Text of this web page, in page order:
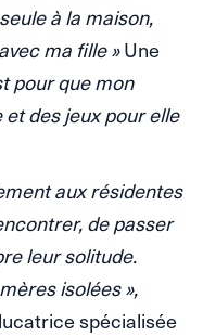
à la maison,
ma fille »Une
pour que mon
et des jeux pour elle
aux résidentes
de passer
leur solitude.
isolées »,
spécialisée